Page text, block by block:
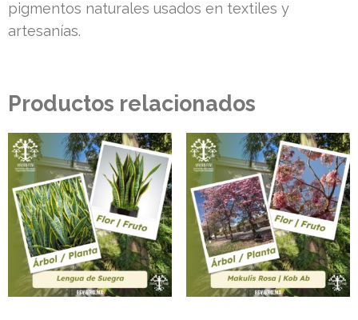
pigmentos naturales usados en textiles y
artesanías.
Productos relacionados